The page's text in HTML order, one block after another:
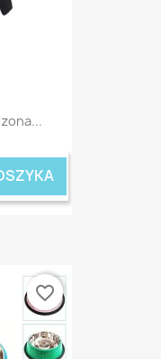
favorite_border